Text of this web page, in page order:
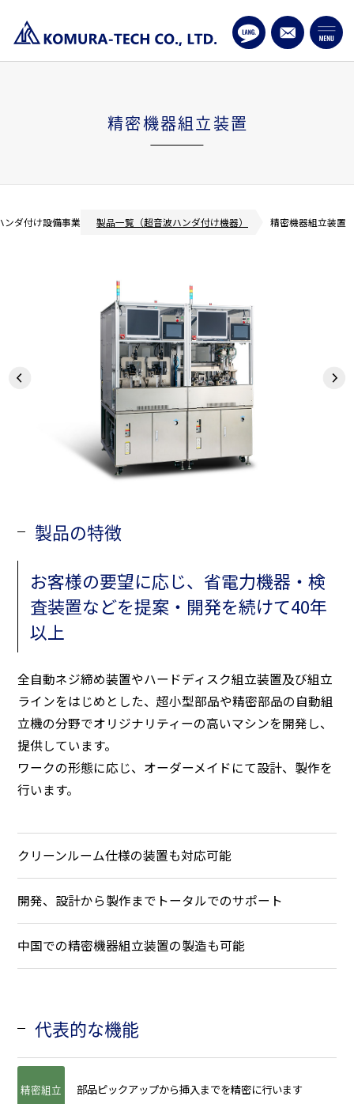
精密機器組立装置
ダ付け設備事業 製品一覧（超音波ハンダ付け機器） 精密機器組立装置
製品の特徴
お客様の要望に応じ、省電力機器・検
査装置などを提案・開発を続けて40年
以上
全自動ネジ締め装置やハードディスク組立装置及び組立
ラインをはじめとした、超小型部品や精密部品の自動組
立機の分野でオリジナリティーの高いマシンを開発し、
提供しています。
ワークの形態に応じ、オーダーメイドにて設計、製作を
行います。
クリーンルーム仕様の装置も対応可能
開発、設計から製作までトータルでのサポート
中国での精密機器組立装置の製造も可能
代表的な機能
精密組立 部品ピックアップから挿入までを精密に行います